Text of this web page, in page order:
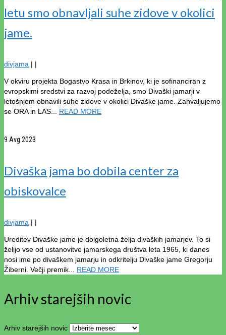
letu smo obnavljali suhe zidove v okolici
jame.
divjama | |
V okviru projekta Bogastvo Krasa in Brkinov, ki je sofinanciran z
evropskimi sredstvi za razvoj podeželja, smo Divaški jamarji v
letošnjem obnavili suhe zidove v okolici Divaške jame. Zahvaljujemo
se ORA in LAS... READ MORE
9 Avg 2023
Divaška jama bo dobila center za
obiskovalce
divjama | |
Ureditev Divaške jame je dolgoletna želja divaških jamarjev. To si
želijo vse od ustanovitve jamarskega društva leta 1965, ki danes
nosi ime po divaškem jamarju in odkritelju Divaške jame Gregorju
Žiberni. Večji premik... READ MORE
Arhiv starejših novic
Arhiv starejših novic